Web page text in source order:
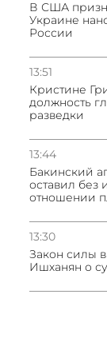
В США
Украине
России
13:51
Кристине
должность
разведки
13:44
Бакинский
оставил без
отношении
13:30
Закон силы
Ишханян о